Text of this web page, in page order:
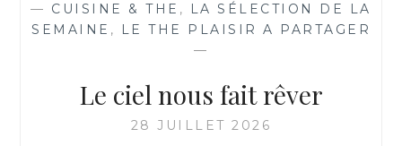
UNE
ALLIANCE
UN
DE
— CUISINE & THE ,
LA SÉLECTION DE LA
SEMAINE ,
LE THE PLAISIR A PARTAGER
—
Le ciel nous fait rêver
28 JUILLET 2026